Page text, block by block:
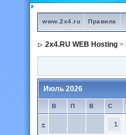
www.2x4.ru Правила
2x4.RU WEB Hosting >
Июль 2026
В П В С
» 1